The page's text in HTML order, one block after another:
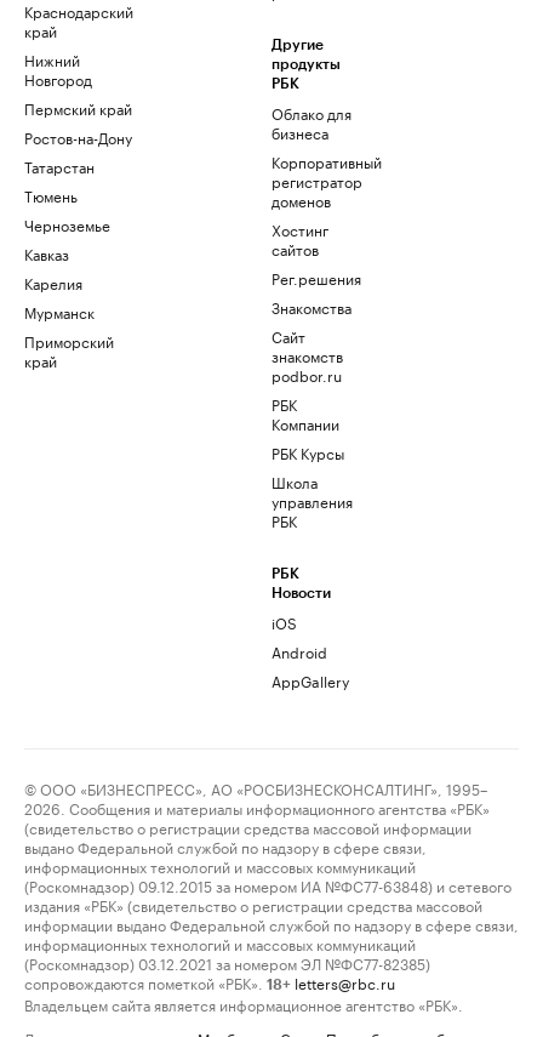
Краснодарский
край
Нижний
Новгород
Пермский край
Ростов-на-Дону
Татарстан
Тюмень
Черноземье
Кавказ
Карелия
Мурманск
Приморский
край
Другие
продукты
РБК
Облако для
бизнеса
Корпоративный
регистратор
доменов
Хостинг
сайтов
Рег.решения
Знакомства
Сайт
знакомств
podbor.ru
РБК
Компании
РБК Курсы
Школа
управления
РБК
РБК
Новости
iOS
Android
AppGallery
© ООО «БИЗНЕСПРЕСС», АО «РОСБИЗНЕСКОНСАЛТИНГ», 1995–
2026. Сообщения и материалы информационного агентства «РБК»
(свидетельство о регистрации средства массовой информации
выдано Федеральной службой по надзору в сфере связи,
информационных технологий и массовых коммуникаций
(Роскомнадзор) 09.12.2015 за номером ИА №ФС77-63848) и сетевого
издания «РБК» (свидетельство о регистрации средства массовой
информации выдано Федеральной службой по надзору в сфере связи,
информационных технологий и массовых коммуникаций
(Роскомнадзор) 03.12.2021 за номером ЭЛ №ФС77-82385)
сопровождаются пометкой «РБК».
18+ letters@rbc.ru
Владельцем сайта является информационное агентство «РБК».